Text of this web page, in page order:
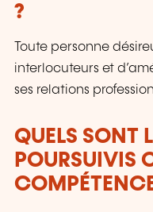
?
Toute personne
interlocuteurs et
ses relations
QUELS SONT
POURSUIVIS